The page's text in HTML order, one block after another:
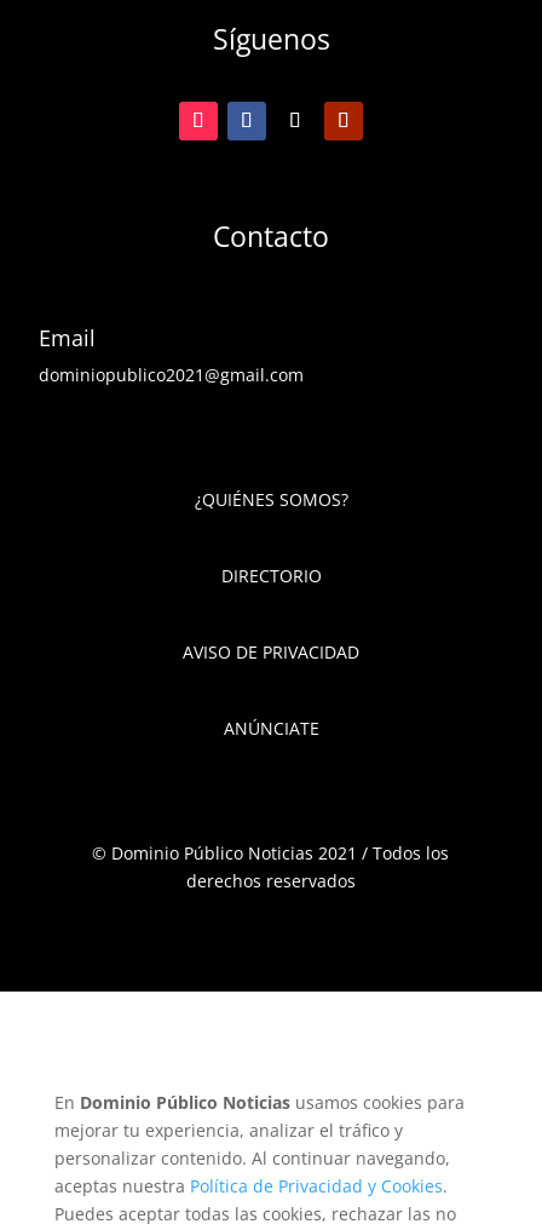
Síguenos
Contacto
Email
dominiopublico2021@gmail.com
¿QUIÉNES SOMOS?
DIRECTORIO
AVISO DE PRIVACIDAD
ANÚNCIATE
© Dominio Público Noticias 2021 / Todos los
derechos reservados
En Dominio Público Noticiasusamos cookies para
mejorar tu experiencia, analizar el tráfico y
personalizar contenido. Al continuar navegando,
aceptas nuestra Política de Privacidad y Cookies.
Puedes aceptar todas las cookies, rechazar las no